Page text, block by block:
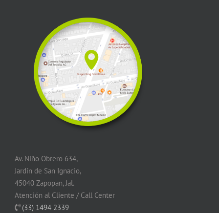
Av. Niño Obrero 634,
Jardín de San Ignacio,
45040 Zapopan, Jal.
Atención al Cliente / Call Center
(33) 1494 2339